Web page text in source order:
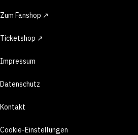
Zum Fanshop ↗
Ticketshop ↗
Impressum
Datenschutz
Kontakt
Cookie-Einstellungen